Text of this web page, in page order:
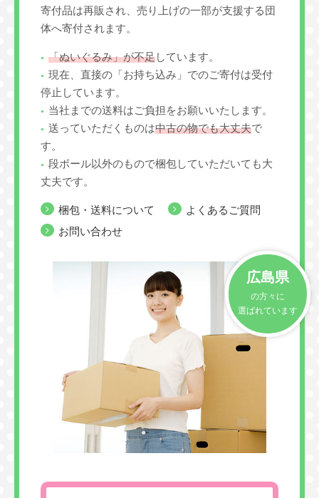
寄付品は再販され、売り上げの一部が支援する団
体へ寄付されます。
「ぬいぐるみ」が不足しています。
現在、直接の「お持ち込み」でのご寄付は受付
停止しています。
当社までの送料はご負担をお願いいたします。
送っていただくものは中古の物でも大丈夫で
す。
段ボール以外のもので梱包していただいても大
丈夫です。
梱包・送料について
よくあるご質問
お問い合わせ
広島県
の方々に
選ばれています